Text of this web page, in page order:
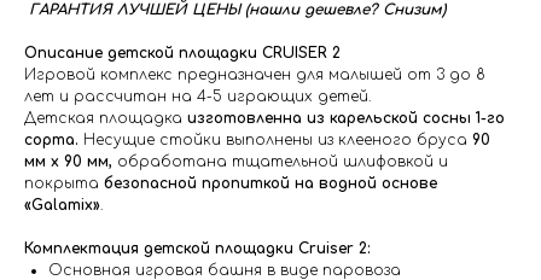
ГАРАНТИЯ ЛУЧШЕЙ ЦЕНЫ (нашли дешевле? Снизим)
Описание детской площадки CRUISER 2
Игровой комплекс предназначен для малышей от 3 до 8
лет и рассчитан на 4-5 играющих детей.
Детская площадка изготовленна из карельской сосны 1-го
сорта. Несущие стойки выполнены из клееного бруса 90
мм х 90 мм, обработана тщательной шлифовкой и
покрыта безопасной пропиткой на водной основе
«Galamix».
Комплектация детской площадки Cruiser 2:
Основная игровая башня в виде паровоза